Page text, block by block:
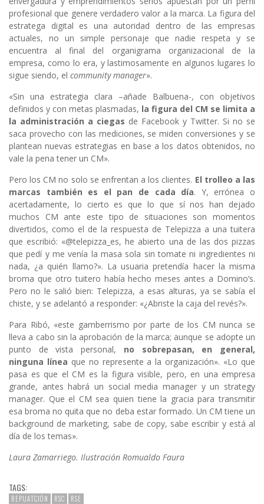
profesional que genere verdadero valor a la marca. La figura del
estratega digital es una autoridad dentro de las empresas
actuales, no un simple personaje que nadie respeta y se
encuentra al final del organigrama organizacional de la
empresa, como lo era, y lastimosamente en algunos lugares lo
sigue siendo, el community manager».
«Sin una estrategia clara –añade Balbuena-, con objetivos
definidos y con metas plasmadas, la figura del CM se limita a
la administración a ciegas de Facebook y Twitter. Si no se
saca provecho con las mediciones, se miden conversiones y se
plantean nuevas estrategias en base a los datos obtenidos, no
vale la pena tener un CM».
Pero los CM no solo se enfrentan a los clientes. El trolleo a las
marcas también es el pan de cada día. Y, errónea o
acertadamente, lo cierto es que lo que sí nos han dejado
muchos CM ante este tipo de situaciones son momentos
divertidos, como el de la respuesta de Telepizza a una tuitera
que escribió: «@telepizza_es, he abierto una de las dos pizzas
que pedí y me venía la masa sola sin tomate ni ingredientes ni
nada, ¿a quién llamo?». La usuaria pretendía hacer la misma
broma que otro tuitero había hecho meses antes a Domino’s.
Pero no le salió bien: Telepizza, a esas alturas, ya se sabía el
chiste, y se adelantó a responder: «¿Abriste la caja del revés?».
Para Ribó, «este gamberrismo por parte de los CM nunca se
lleva a cabo sin la aprobación de la marca; aunque se adopte un
punto de vista personal, no sobrepasan, en general,
ninguna línea que no represente a la organización». «Lo que
pasa es que el CM es la figura visible, pero, en una empresa
grande, antes habrá un social media manager y un strategy
manager. Que el CM sea quien tiene la gracia para transmitir
esa broma no quita que no deba estar formado. Un CM tiene un
background de marketing, sabe de copy, sabe escribir y está al
día de los temas».
Laura Zamarriego. Ilustración Romualdo Faura
TAGS:
REPUATCIÓN RSC RSE